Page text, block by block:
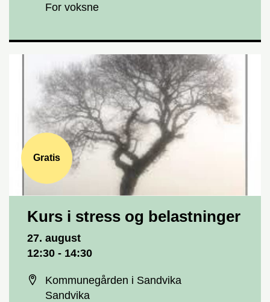
For voksne
Gratis
Kurs i stress og belastninger
27. august
12:30 - 14:30
Kommunegården i Sandvika
Sandvika